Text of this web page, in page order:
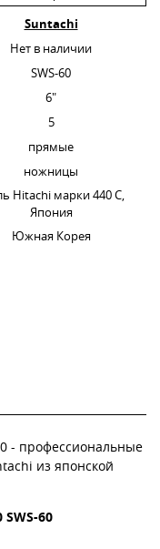
Suntachi
Нет в наличии
SWS-60
6"
5
прямые
ножницы
Hitachi марки 440 С,
Япония
Южная Корея
- профессиональные
из японской
60